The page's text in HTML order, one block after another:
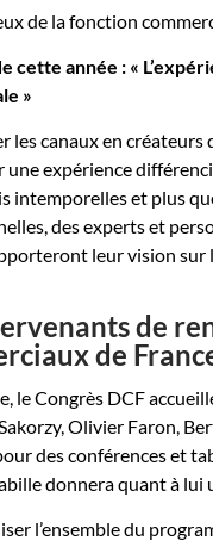
de la fonction
cette année : «
»
les canaux en créateurs
une expérience
intemporelles et plus
des experts et
leur vision sur
de
de
le Congrès DCF
Olivier Faron,
des conférences et
donnera quant à lui
l’ensemble du